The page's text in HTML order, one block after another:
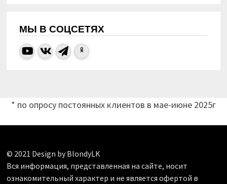
МЫ В СОЦСЕТЯХ
* по опросу постоянных клиентов в мае-июне 2025г
© 2021 Design by BlondyLK
Вся информация, представленная на сайте, носит
ознакомительный характер и не является офертой в